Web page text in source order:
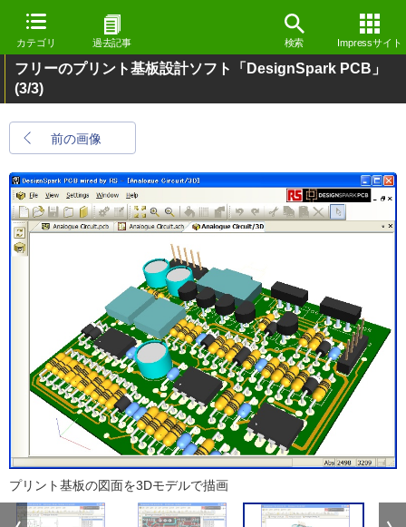
カテゴリ 過去記事 検索 Impressサイト
フリーのプリント基板設計ソフト「DesignSpark PCB」
(3/3)
前の画像
プリント基板の図面を3Dモデルで描画